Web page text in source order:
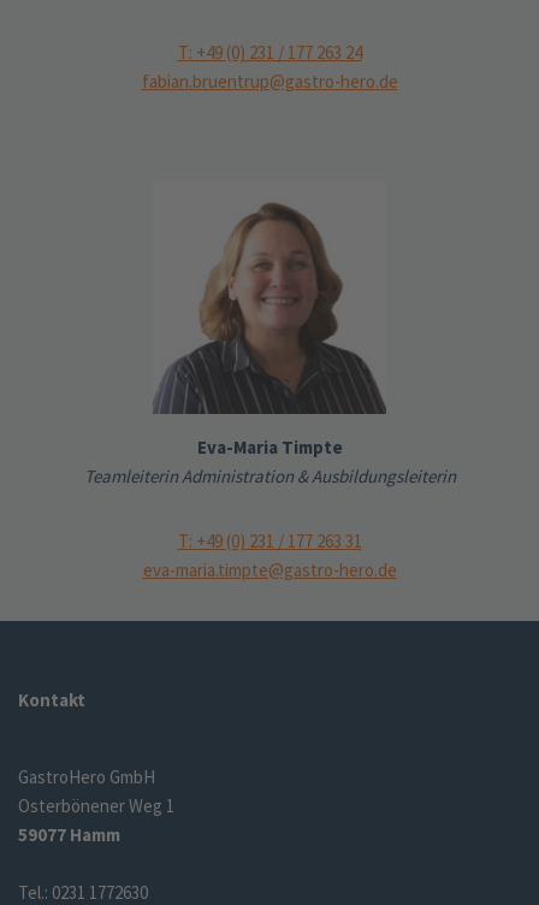
T: +49 (0) 231 / 177 263 24
fabian.bruentrup@gastro-hero.de
Eva-Maria Timpte
Teamleiterin Administration & Ausbildungsleiterin
T: +49 (0) 231 / 177 263 31
eva-maria.timpte@gastro-hero.de
Kontakt
GastroHero GmbH
Osterbönener Weg 1
59077 Hamm
Tel.: 0231 1772630